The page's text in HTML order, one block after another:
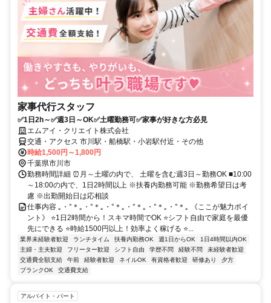
家事代行スタッフ
✅1日2h～✅週3日～OK✅土曜勤務可✅家事が好きな方必見
エムアイ・クリエイト株式会社
交通・アクセス 市川駅・船橋駅・小岩駅付近・その他
時給1,500円～1,800円
千葉県市川市
勤務時間詳細 ⏰月～土曜の内で、 土曜を含む週3日～勤務OK ■10:00
～18:00の内で、1日2時間以上 ※扶養内勤務可能 ※勤務希望日は考
慮 ※出勤開始日は応相談
仕事内容 ｡・°＊｡・°＊｡・°＊｡・°＊｡・°＊｡・°＊｡ 《ここが魅力ポイ
ント》 ⭐1日2時間から！スキマ時間でOK ⭐シフト自由で家庭を最優
先にできる ⭐時給1500円以上！効率よく稼げる ⭐...
業界未経験者歓迎 ランチタイム 扶養内勤務OK 週1日からOK
1日4時間以内OK
主婦・主夫歓迎
フリーター歓迎 シフト自由 学歴不問 経験不問
未経験者歓迎
交通費全額支給
午前 経験者歓迎 ネイルOK 有資格者歓迎 研修あり
夕方
ブランクOK
交通費支給
アルバイト・パート